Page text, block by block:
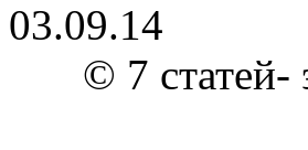
03.09.14
© 7 статей-